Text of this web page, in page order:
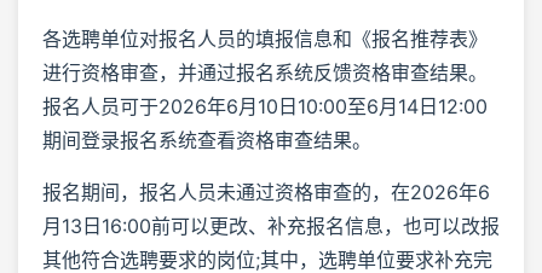
各选聘单位对报名人员的填报信息和《报名推荐表》
进行资格审查，并通过报名系统反馈资格审查结果。
报名人员可于2026年6月10日10:00至6月14日12:00
期间登录报名系统查看资格审查结果。
报名期间，报名人员未通过资格审查的，在2026年6
月13日16:00前可以更改、补充报名信息，也可以改报
其他符合选聘要求的岗位;其中，选聘单位要求补充完